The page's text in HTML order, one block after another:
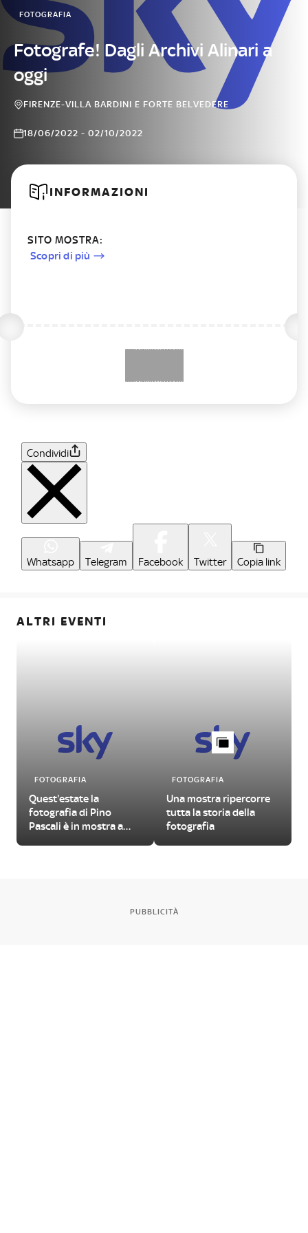
FOTOGRAFIA
Fotografe! Dagli Archivi Alinari a
oggi
FIRENZE-VILLA BARDINI E FORTE BELVEDERE
18/06/2022 - 02/10/2022
INFORMAZIONI
SITO MOSTRA:
Scopri di più
Condividi
Whatsapp Telegram Facebook Twitter Copia link
ALTRI EVENTI
FOTOGRAFIA
Quest'estate la
fotografia di Pino
Pascali è in mostra a
FOTOGRAFIA
Una mostra ripercorre
tutta la storia della
fotografia
PUBBLICITÀ